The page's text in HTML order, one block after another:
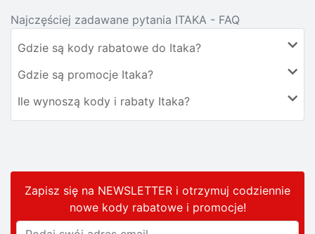
Najczęściej zadawane pytania ITAKA - FAQ
Gdzie są kody rabatowe do Itaka?
Gdzie są promocje Itaka?
Ile wynoszą kody i rabaty Itaka?
Zapisz się na NEWSLETTER i otrzymuj codziennie
nowe kody rabatowei promocje!